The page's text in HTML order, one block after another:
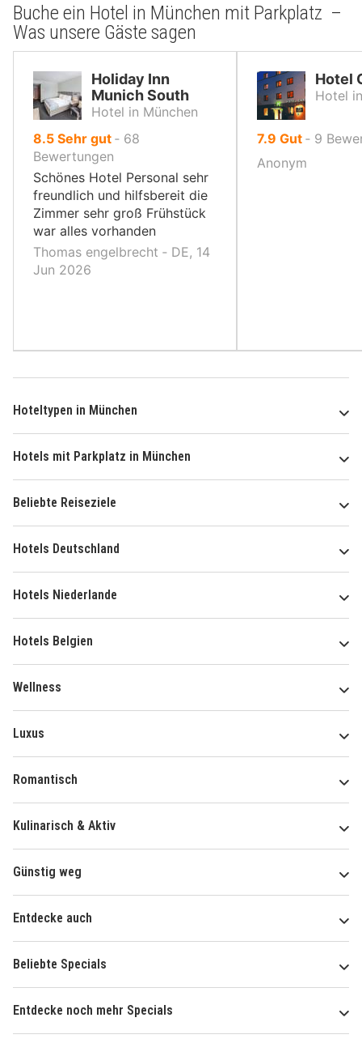
Buche ein Hotel in München mit Parkplatz –
Was unsere Gäste sagen
Holiday Inn
Munich South
Hotel in München
8.5von
10,
Sehr gut ‐ 68
Bewertungen
Schönes Hotel Personal sehr
freundlich und hilfsbereit die
Zimmer sehr groß Frühstück
war alles vorhanden
Thomas engelbrecht ‐ DE, 14
Jun 2026
Hotel
Hotel
7.9 von
Gut‐ 9
Anonym
Hoteltypen in München
Hotels mit Parkplatz in München
Beliebte Reiseziele
Hotels Deutschland
Hotels Niederlande
Hotels Belgien
Wellness
Luxus
Romantisch
Kulinarisch & Aktiv
Günstig weg
Entdecke auch
Beliebte Specials
Entdecke noch mehr Specials